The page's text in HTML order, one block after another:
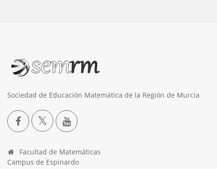
Sociedad de Educación Matemática de la Región de Murcia
Facultad de Matemáticas
Campus de Espinardo